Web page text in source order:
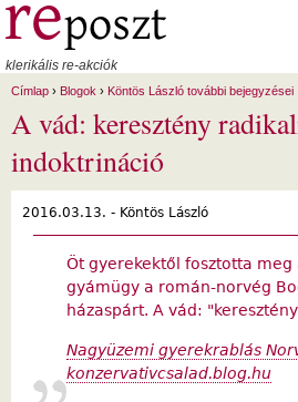
Ugrás a tartalomra
klerikális re-akciók
Címlap › Blogok › Köntös László további bejegyzései
A vád: keresztény
indoktrináció
2016.03.13. - Köntös László
Öt gyerekektől fosztotta meg
gyámügy a román-norvég
házaspárt. A vád:
Nagyüzemi gyerekrablás
konzervativcsalad.blog.hu